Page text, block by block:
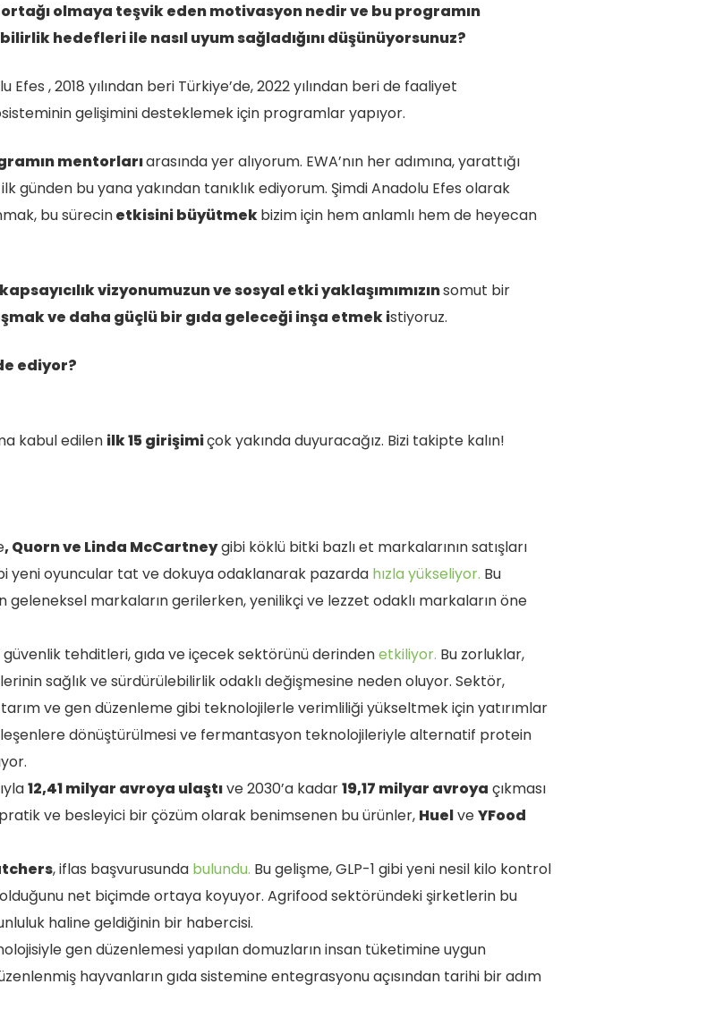
ortağı olmaya teşvik eden motivasyon nedir ve bu programın
hedefleri ile nasıl uyum sağladığını düşünüyorsunuz?
, 2018 yılından beri Türkiye’de, 2022 yılından beri de faaliyet
gelişimini desteklemek için programlar yapıyor.
mentorlarıarasında yer alıyorum. EWA’nın her adımına, yarattığı
bu yana yakından tanıklık ediyorum. Şimdi Anadolu Efes olarak
bu sürecinetkisini büyütmekbizim için hem anlamlı hem de heyecan
vizyonumuzun ve sosyal etki yaklaşımımızınsomut bir
ve daha güçlü bir gıda geleceği inşa etmek istiyoruz.
ediyor?
kabul edilen ilk 15 girişimiçok yakında duyuracağız. Bizi takipte kalın!
, Quorn ve Linda McCartneygibi köklü bitki bazlı et markalarının satışları
yeni oyuncular tat ve dokuya odaklanarak pazarda hızla yükseliyor. Bu
markaların gerilerken, yenilikçi ve lezzet odaklı markaların öne
tehditleri, gıda ve içecek sektörünü derindenetkiliyor. Bu zorluklar,
sağlık ve sürdürülebilirlik odaklı değişmesine neden oluyor. Sektör,
tarım ve gen düzenleme gibi teknolojilerle verimliliği yükseltmek için yatırımlar
dönüştürülmesi ve fermantasyon teknolojileriyle alternatif protein
12,41 milyar avroya ulaştıve 2030’a kadar19,17 milyar avroya çıkması
ve besleyici bir çözüm olarak benimsenen bu ürünler, HuelveYFood
, iflas başvurusunda bulundu. Bu gelişme, GLP-1 gibi yeni nesil kilo kontrol
net biçimde ortaya koyuyor. Agrifood sektöründeki şirketlerin bu
haline geldiğinin bir habercisi.
gen düzenlemesi yapılan domuzların insan tüketimine uygun
hayvanların gıda sistemine entegrasyonu açısından tarihi bir adım